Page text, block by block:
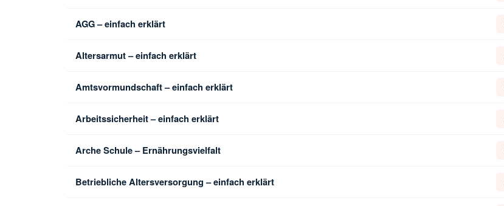
AGG – einfach erklärt
Altersarmut – einfach erklärt
Amtsvormundschaft – einfach erklärt
Arbeitssicherheit – einfach erklärt
Arche Schule – Ernährungsvielfalt
Betriebliche Altersversorgung – einfach erklärt